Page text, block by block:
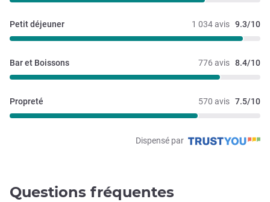
1 034 avis 9.3/10
Petit déjeuner
776 avis 8.4/10
Bar et Boissons
570 avis 7.5/10
Propreté
Dispensé par
Questions fréquentes